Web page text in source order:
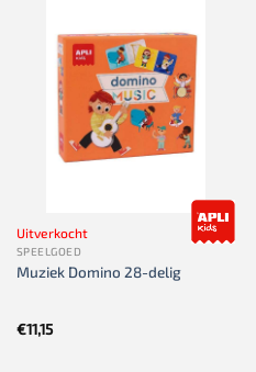
Uitverkocht
SPEELGOED
Muziek Domino 28-delig
€11,15